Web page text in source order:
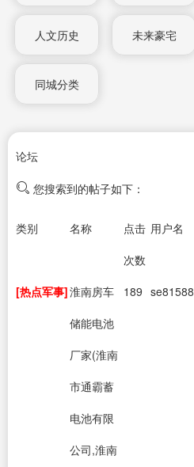
人文历史 未来豪宅
同城分类
论坛
您搜索到的帖子如下：
类别 名称
点击
次数
用户名
[热点军事]淮南房车
储能电池
厂家(淮南
市通霸蓄
电池有限
公司,淮南
189 se81588